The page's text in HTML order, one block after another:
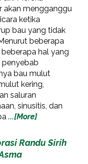
akan mengganggu
ketika
bau yang tidak
beberapa
beberapa hal yang
penyebab
bau mulut
kering,
saluran
sinusitis, dan
...[More]
Randu Sirih